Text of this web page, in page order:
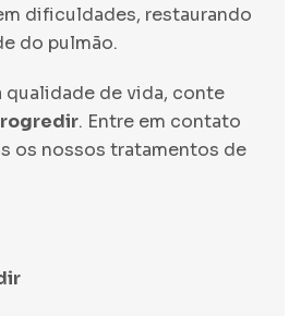
dificuldades, restaurando
do pulmão.
qualidade de vida, conte
. Entre em contato
os nossos tratamentos de